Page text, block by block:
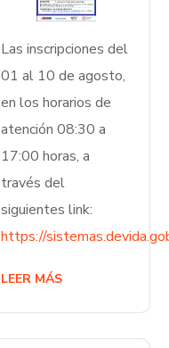
Las inscripciones del
01 al 10 de agosto,
en los horarios de
atención 08:30 a
17:00 horas, a
través del
siguientes link:
https://
LEER MÁS